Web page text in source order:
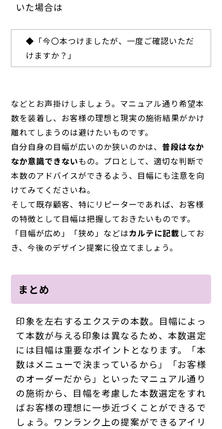
いた場合は
◆ 「今〇本つけましたが、一度ご確認いただ
けますか？」
などとお声掛けしましょう。マニュアル通り希望本
数を装着し、お客様の理想と現実の施術結果がかけ
離れてしまうのは避けたいものです。
自分自身の目幅が広いのか狭いのかは、普段はなか
なか意識できないもの。プロとして、適切な判断で
本数のアドバイスができるよう、目幅にも注意を向
けてみてくださいね。
そして既存顧客、特にリピーターであれば、お客様
の特徴として目幅は把握しておきたいものです。
「目幅が広め」「狭め」などはカルテに記載してお
き、今後のデザイン提案に役立てましょう。
まとめ
印象を左右するエクステの本数。目幅によっ
て本数が与える印象は異なるため、本数選定
には目幅は重要なポイントとなります。「本
数はメニューで決まっているから」「お客様
のオーダーだから」といったマニュアル通り
の施術から、目幅を考慮した本数選定をすれ
ばお客様の理想に一歩近づくことができるで
しょう。ワンランク上の提案ができるアイリ